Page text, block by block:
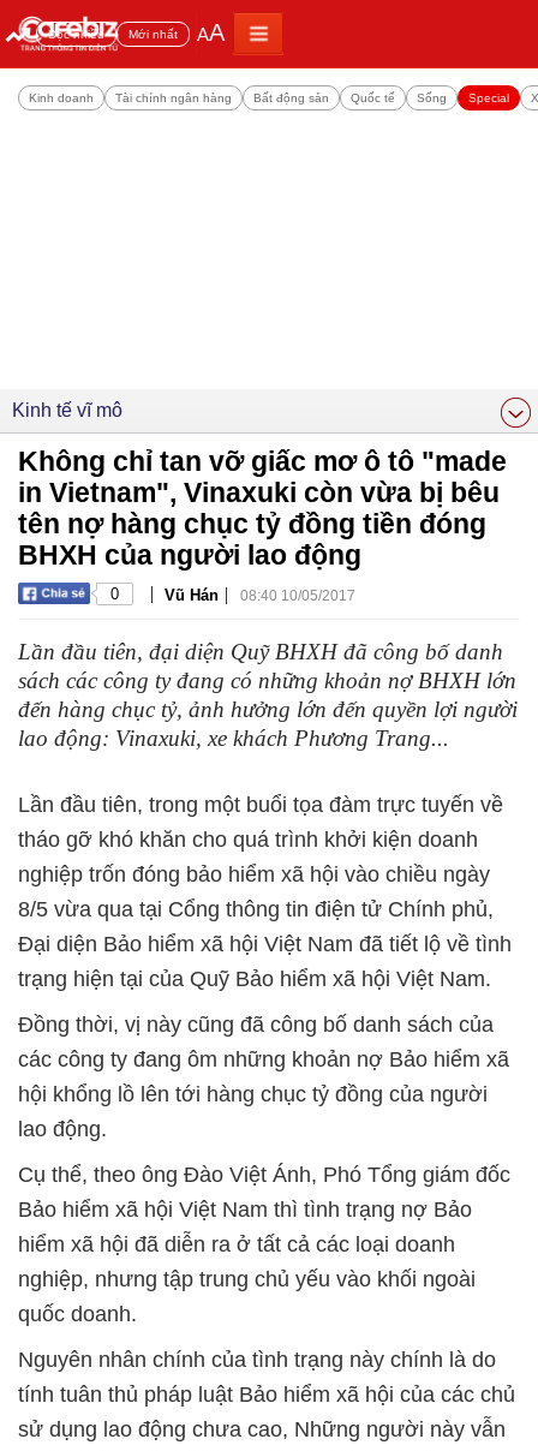
Đọc nhiều Mới nhất AA
Kinh doanh Tài chính ngân hàng Bất động sản Quốc tế Sống Special
Kinh tế vĩ mô
Không chỉ tan vỡ giấc mơ ô tô "made
in Vietnam", Vinaxuki còn vừa bị bêu
tên nợ hàng chục tỷ đồng tiền đóng
BHXH của người lao động
0 | Vũ Hán | 08:40 10/05/2017
Lần đầu tiên, đại diện Quỹ BHXH đã công bố danh
sách các công ty đang có những khoản nợ BHXH lớn
đến hàng chục tỷ, ảnh hưởng lớn đến quyền lợi người
lao động: Vinaxuki, xe khách Phương Trang...
Lần đầu tiên, trong một buổi tọa đàm trực tuyến về
tháo gỡ khó khăn cho quá trình khởi kiện doanh
nghiệp trốn đóng bảo hiểm xã hội vào chiều ngày
8/5 vừa qua tại Cổng thông tin điện tử Chính phủ,
Đại diện Bảo hiểm xã hội Việt Nam đã tiết lộ về tình
trạng hiện tại của Quỹ Bảo hiểm xã hội Việt Nam.
Đồng thời, vị này cũng đã công bố danh sách của
các công ty đang ôm những khoản nợ Bảo hiểm xã
hội khổng lồ lên tới hàng chục tỷ đồng của người
lao động.
Cụ thể, theo ông Đào Việt Ánh, Phó Tổng giám đốc
Bảo hiểm xã hội Việt Nam thì tình trạng nợ Bảo
hiểm xã hội đã diễn ra ở tất cả các loại doanh
nghiệp, nhưng tập trung chủ yếu vào khối ngoài
quốc doanh.
Nguyên nhân chính của tình trạng này chính là do
tính tuân thủ pháp luật Bảo hiểm xã hội của các chủ
sử dụng lao động chưa cao, Những người này vẫn